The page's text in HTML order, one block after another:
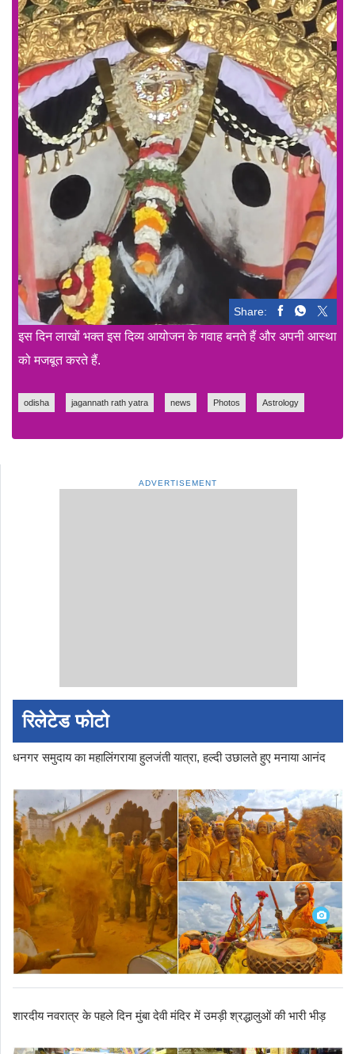
Share:
इस दिन लाखों भक्त इस दिव्य आयोजन के गवाह बनते हैं और अपनी आस्था
को मजबूत करते हैं.
odisha jagannath rath yatra news Photos Astrology
ADVERTISEMENT
रिलेटेड फोटो
धनगर समुदाय का महालिंगराया हुलजंती यात्रा, हल्दी उछालते हुए मनाया आनंद
शारदीय नवरात्र के पहले दिन मुंबा देवी मंदिर में उमड़ी श्रद्धालुओं की भारी भीड़